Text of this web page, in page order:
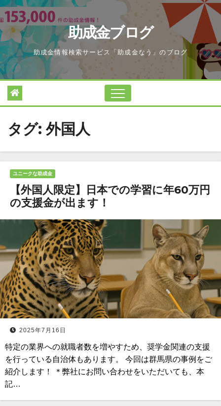
Skip
to
content
助成金ブログ
助成金情報検索サービス「助成金なう」のブログ
タグ: 外国人
ユニークな助成金
【外国人限定】日本での学習に年60万円
の支援金が出ます！
2025年7月16日
特定の業界への就職者数を増やすため、奨学金関連の支援
を行っている自治体もあります。 今回は群馬県の事例をご
紹介します！ ＊弊社にお問い合わせをいただいても、本
記…